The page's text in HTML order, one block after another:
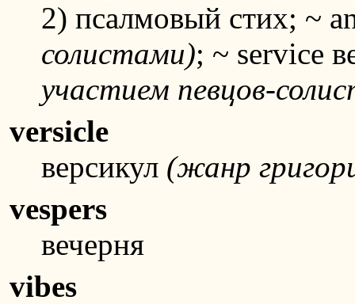
2) псалмовый стих; ~
солистами); ~ service
участием певцов-
versicle
версикул (жанр
vespers
вечерня
vibes